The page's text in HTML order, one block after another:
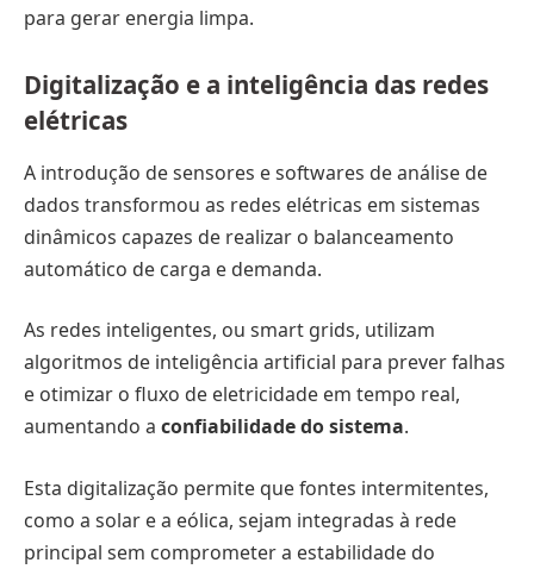
para gerar energia limpa.
Digitalização e a inteligência das redes
elétricas
A introdução de sensores e softwares de análise de
dados transformou as redes elétricas em sistemas
dinâmicos capazes de realizar o balanceamento
automático de carga e demanda.
As redes inteligentes, ou smart grids, utilizam
algoritmos de inteligência artificial para prever falhas
e otimizar o fluxo de eletricidade em tempo real,
aumentando a confiabilidade do sistema.
Esta digitalização permite que fontes intermitentes,
como a solar e a eólica, sejam integradas à rede
principal sem comprometer a estabilidade do